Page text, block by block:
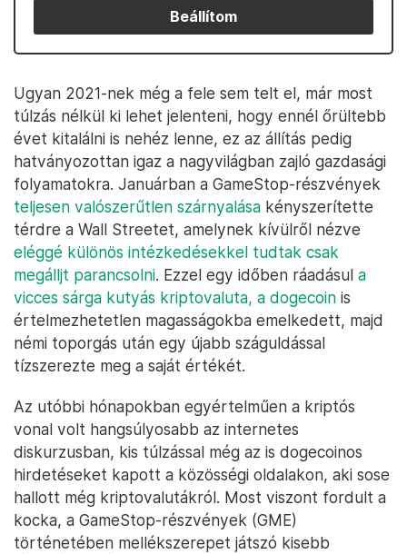
Beállítom
Ugyan 2021-nek még a fele sem telt el, már most
túlzás nélkül ki lehet jelenteni, hogy ennél őrültebb
évet kitalálni is nehéz lenne, ez az állítás pedig
hatványozottan igaz a nagyvilágban zajló gazdasági
folyamatokra. Januárban a GameStop-részvények
teljesen valószerűtlen szárnyalása kényszerítette
térdre a Wall Streetet, amelynek kívülről nézve
eléggé különös intézkedésekkel tudtak csak
megálljt parancsolni. Ezzel egy időben ráadásul a
vicces sárga kutyás kriptovaluta, a dogecoin is
értelmezhetetlen magasságokba emelkedett, majd
némi toporgás után egy újabb száguldással
tízszerezte meg a saját értékét.
Az utóbbi hónapokban egyértelműen a kriptós
vonal volt hangsúlyosabb az internetes
diskurzusban, kis túlzással még az is dogecoinos
hirdetéseket kapott a közösségi oldalakon, aki sose
hallott még kriptovalutákról. Most viszont fordult a
kocka, a GameStop-részvények (GME)
történetében mellékszerepet játszó kisebb